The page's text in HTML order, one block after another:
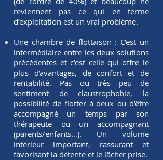
reviennent pas ce qui en terme
d’exploitation est un vrai problème.
Une chambre de flottaison : C’est un
intermédiaire entre les deux solutions
précédentes et c’est celle qui offre le
plus d’avantages, de confort et de
rentabilité. Pas ou très peu de
sentiment de claustrophobie, la
possibilité de flotter à deux ou d’être
accompagné un temps par son
thérapeute ou un accompagnant
(parents/enfants…). Un volume
intérieur important, rassurant et
favorisant la détente et le lâcher prise.